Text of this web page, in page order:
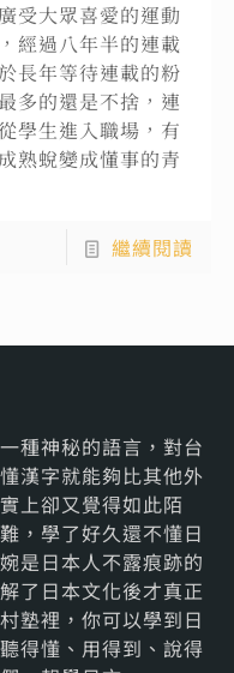
受大眾喜愛的運動
經過八年半的連載
長年等待連載的粉
多的還是不捨，連
學生進入職場，有
熟蛻變成懂事的青
繼續閱讀
種神秘的語言，對台
漢字就能夠比其他外
上卻又覺得如此陌
，學了好久還不懂日
是日本人不露痕跡的
了日本文化後才真正
塾裡，你可以學到日
得懂、用得到、說得